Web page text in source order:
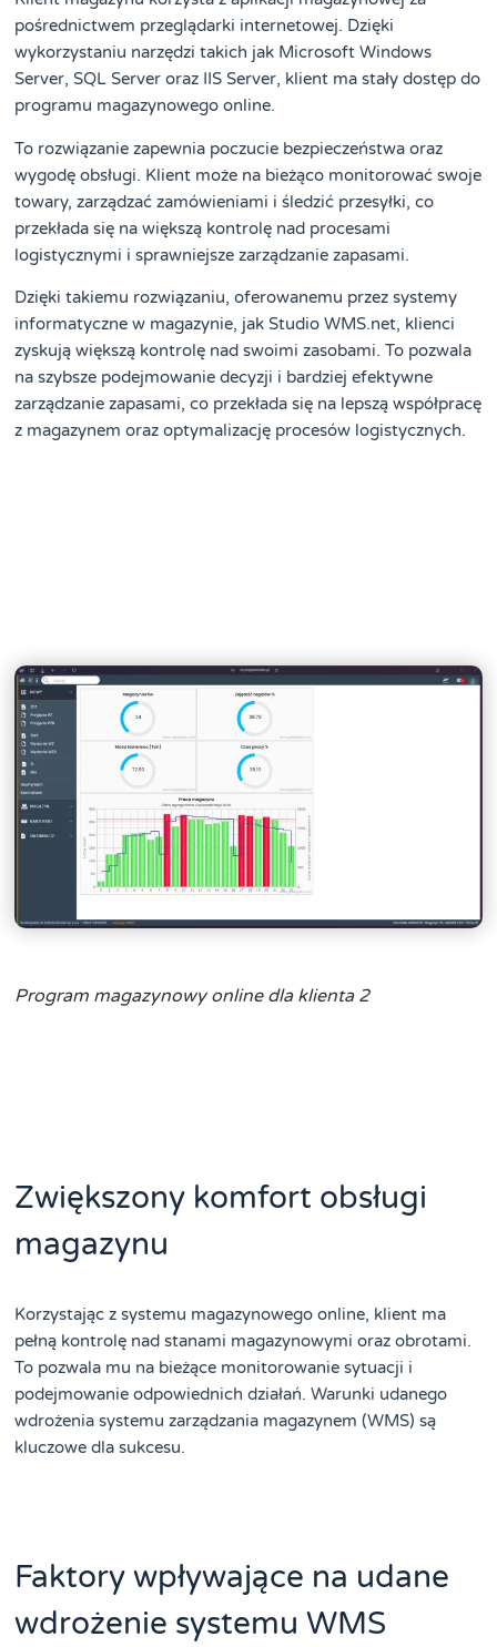
pośrednictwem przeglądarki internetowej. Dzięki
wykorzystaniu narzędzi takich jak Microsoft Windows
Server, SQL Server oraz IIS Server, klient ma stały dostęp do
programu magazynowego online.
To rozwiązanie zapewnia poczucie bezpieczeństwa oraz
wygodę obsługi. Klient może na bieżąco monitorować swoje
towary, zarządzać zamówieniami i śledzić przesyłki, co
przekłada się na większą kontrolę nad procesami
logistycznymi i sprawniejsze zarządzanie zapasami.
Dzięki takiemu rozwiązaniu, oferowanemu przez systemy
informatyczne w magazynie, jak Studio WMS.net, klienci
zyskują większą kontrolę nad swoimi zasobami. To pozwala
na szybsze podejmowanie decyzji i bardziej efektywne
zarządzanie zapasami, co przekłada się na lepszą współpracę
z magazynem oraz optymalizację procesów logistycznych.
Program magazynowy online dla klienta 2
Zwiększony komfort obsługi
magazynu
Korzystając z systemu magazynowego online, klient ma
pełną kontrolę nad stanami magazynowymi oraz obrotami.
To pozwala mu na bieżące monitorowanie sytuacji i
podejmowanie odpowiednich działań. Warunki udanego
wdrożenia systemu zarządzania magazynem (WMS) są
kluczowe dla sukcesu.
Faktory wpływające na udane
wdrożenie systemu WMS